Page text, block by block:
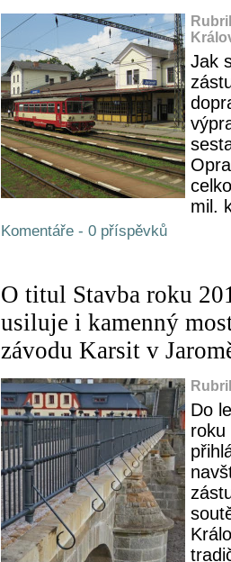
Jak
mil.
Komentáře - 0 příspěvků
O titul Stavba roku
usiluje i kamenný
závodu Karsit v
Do
roku